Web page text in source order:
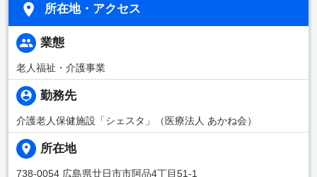
所在地・アクセス
業態
老人福祉・介護事業
勤務先
介護老人保健施設「シェスタ」（医療法人 あかね会）
所在地
738-0054 広島県廿日市市阿品4丁目51-1